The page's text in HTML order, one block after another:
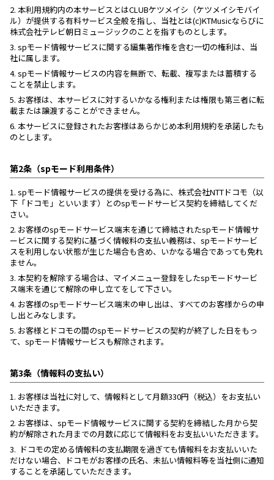
2. 本利用規約内の本サービスとはCLUBケツメイシ（ケツメイシモバイ
ル）が提供する有料サービス全般を指し、当社とは(c)KTMusicならびに
株式会社テレビ朝日ミュージックのことを指すものとします。
3. spモード情報サービスに関する編集著作権を含む一切の権利は、当
社に属します。
4. spモード情報サービスの内容を無断で、転載、複写または蓄積する
ことを禁止します。
5. お客様は、本サービスに対するいかなる権利または権限も第三者に転
載または譲渡することができません。
6. 本サービスに登録されたお客様はあらかじめ本利用規約を承諾したも
のとします。
第2条（spモード利用条件）
1. spモード情報サービスの提供を受ける為に、株式会社NTTドコモ（以
下「ドコモ」といいます）とのspモードサービス契約を締結してくだ
さい。
2. お客様のspモードサービス端末を通じて締結されたspモード情報サ
ービスに関する契約に基づく情報料の支払い義務は、spモードサービ
スを利用しない状態が生じた場合も含め、いかなる場合であっても免れ
ません。
3. 本契約を解除する場合は、マイメニュー登録をしたspモードサービ
ス端末を通じて解除の申し立てをして下さい。
4. お客様のspモードサービス端末の申し出は、すべてのお客様からの申
し出とみなします。
5. お客様とドコモの間のspモードサービスの契約が終了した日をもっ
て、spモード情報サービスも解除されます。
第3条（情報料の支払い）
1. お客様は当社に対して、情報料として月額330円（税込）をお支払い
いただきます。
2. お客様は、spモード情報サービスに関する契約を締結した月から契
約が解除された月までの月数に応じて情報料をお支払いいただきます。
3. ドコモの定める情報料の支払期限を過ぎても情報料をお支払いいた
だけない場合、ドコモがお客様の氏名、未払い情報料等を当社側に通知
することを承諾していただきます。